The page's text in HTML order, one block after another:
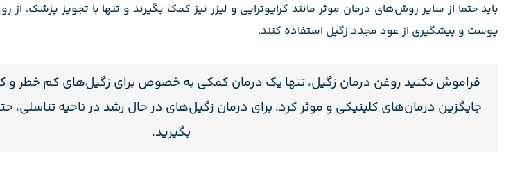
باید حتما از سایر روش‌های درمان موثر مانند کرایوتراپی و لیزر نیز کمک بگیرند و تنها با تجویز پزشک،
پوست و پیشگیری از عود مجدد زگیل استفاده کنند.
فراموش نکنید روغن درمان زگیل، تنها یک درمان کمکی به خصوص برای زگیل‌های کم خطر و
بگیرید.